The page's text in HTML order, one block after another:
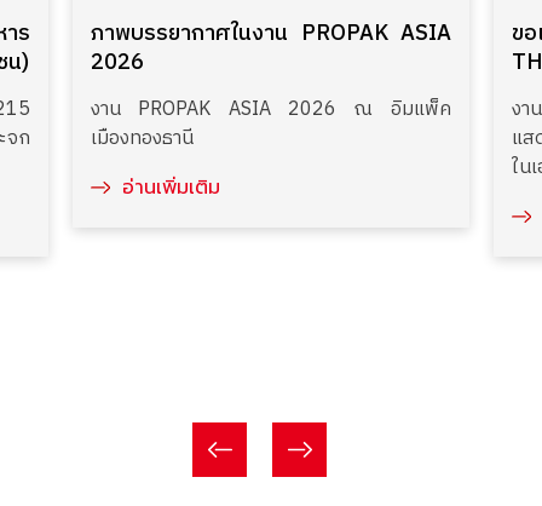
ร
น)
จก
ภาพบรรยากาศในงาน PROPAK ASIA
2026
งาน PROPAK ASIA 2026 ณ อิมแพ็ค
เมืองทองธานี
อ่านเพิ่มเติม
ข
งา
แส
ใน